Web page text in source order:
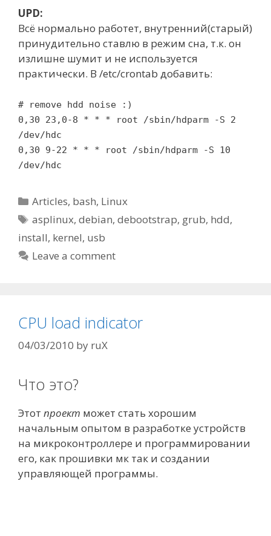
UPD:
Всё нормально работет, внутренний(старый)
принудительно ставлю в режим сна, т.к. он
излишне шумит и не используется
практически. В /etc/crontab добавить:
# remove hdd noise :)
0,30 23,0-8 * * * root /sbin/hdparm -S 2
/dev/hdc
0,30 9-22 * * * root /sbin/hdparm -S 10
/dev/hdc
Categories
Articles, bash, Linux
Tags
asplinux,debian,debootstrap, grub, hdd,
install, kernel, usb
Leave a comment
CPU load indicator
04/03/2010 by ruX
Что это?
Этот проект может стать хорошим
начальным опытом в разработке устройств
на микроконтроллере и программировании
его, как прошивки мк так и создании
управляющей программы.